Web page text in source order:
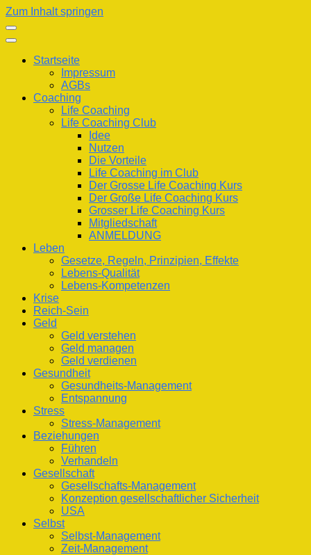
Zum Inhalt springen
Startseite
Impressum
AGBs
Coaching
Life Coaching
Life Coaching Club
Idee
Nutzen
Die Vorteile
Life Coaching im Club
Der Grosse Life Coaching Kurs
Der Große Life Coaching Kurs
Grosser Life Coaching Kurs
Mitgliedschaft
ANMELDUNG
Leben
Gesetze, Regeln, Prinzipien, Effekte
Lebens-Qualität
Lebens-Kompetenzen
Krise
Reich-Sein
Geld
Geld verstehen
Geld managen
Geld verdienen
Gesundheit
Gesundheits-Management
Entspannung
Stress
Stress-Management
Beziehungen
Führen
Verhandeln
Gesellschaft
Gesellschafts-Management
Konzeption gesellschaftlicher Sicherheit
USA
Selbst
Selbst-Management
Zeit-Management